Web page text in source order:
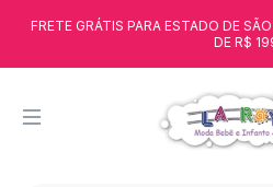
FRETE GRÁTIS PARA ESTADO DE
DE R$